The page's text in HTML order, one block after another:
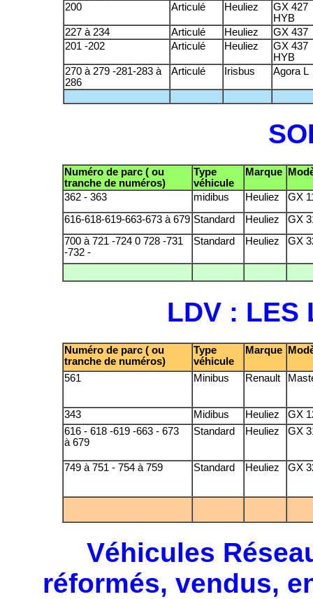
200
Articulé Heuliez
GX 427
HYB
227 à 234
Articulé Heuliez
GX 437
201 -202
Articulé Heuliez
GX 437
HYB
270 à 279 -281-283 à
286
Articulé Irisbus Agora L
Numéro de parc ( ou
tranche de numéros)
Type
véhicule
Marque
362 - 363 midibus Heuliez
GX
616-618-619-663-673 à 679 Standard Heuliez
GX
700 à 721 -724 0 728 -731
-732 -
Standard Heuliez GX
LDV : LES
Numéro de parc ( ou
tranche de numéros)
Type
véhicule
Marque
561 Minibus Renault
343 Midibus Heuliez
GX
616 - 618 -619 -663 - 673
à 679
Standard Heuliez GX
749 à 751 - 754 à 759 Standard Heuliez GX
Véhicules
réformés, vendus,